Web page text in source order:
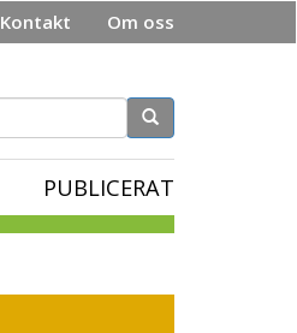
Kontakt Om oss
PUBLICERAT